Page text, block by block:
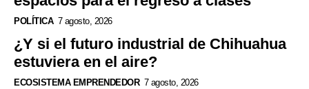
POLÍTICA 7 agosto, 2026
¿Y si el futuro industrial de Chihuahua
estuviera en el aire?
ECOSISTEMA EMPRENDEDOR 7 agosto, 2026